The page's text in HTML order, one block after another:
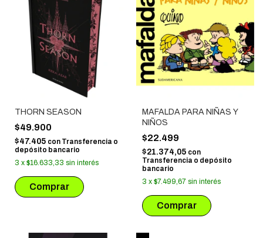
THORN SEASON
$49.900
$47.405 con Transferencia o
depósito bancario
3 x $16.633,33 sin interés
MAFALDA PARA NIÑAS Y
NIÑOS
$22.499
$21.374,05 con
Transferencia o depósito
bancario
3 x $7.499,67 sin interés